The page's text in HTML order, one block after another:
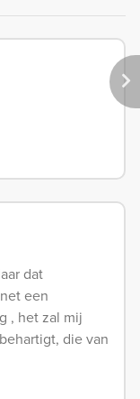
dat
een
, het zal mij
die van